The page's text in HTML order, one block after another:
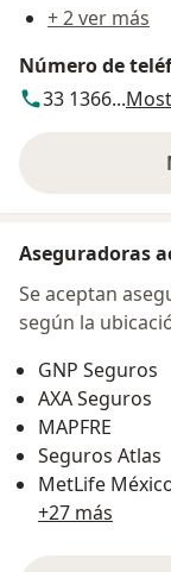
+ 2 ver más
Número de
33 1366...
Aseguradoras
Se aceptan
según la
GNP Seguros
AXA Seguros
MAPFRE
Seguros Atlas
MetLife
+27 más